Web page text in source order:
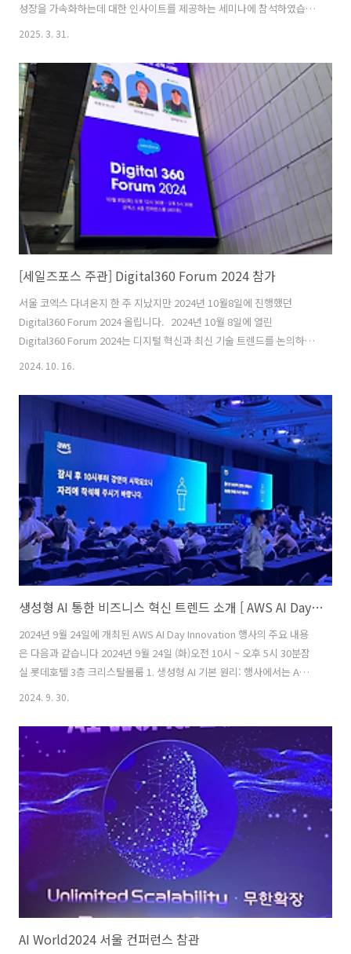
성장을 가속화하는데 대한 인사이트를 제공하는 세미나에 참석하였습니
다. "Grow with Braze – Seoul"- 일정 : 2025년 3월 19일(수),
위한 두 가지 방향의 데이터 분석 ①선행적 분석
(Predictive/Planning Analysis) - CRM 캠페인 실행 전에 전략 수립 또
는 기술 구현을 위해 분석 예시) 재구매 주기, 회워가입 to 첫구매 소요
시간, 연관구매 상품 등 ②후행적 분석 (Post-campaign Analysis)* -
C..
2025. 3. 31.
[세일즈포스 주관] Digital360 Forum 2024 참가
서울 코엑스 다녀온지 한 주 지났지만 2024년 10월8일에 진행했던
Digital360 Forum 2024 올립니다. 2024년 10월 8일에 열린
Digital360 Forum 2024는 디지털 혁신과 최신 기술 트렌드를 논의하는
글로벌 포럼으로, 다양한 산업에서 디지털 전환을 주도하는 전문가들이
에 대한 심도 있는 토론이 이루어졌습니다. 포럼의 주요 초점은 인공지능
(AI), 빅데이터, 클라우드 컴퓨팅, 사물인터넷(IoT), 사이버 보안 등 첨단
기술들이 기업 경쟁력 향상에 미치는 영향과 이러한 기술들을 통해 기업
들이 어떻게 디지털 혁신을 이끌어갈 수 있는지에 대한 것이었습니
다. 디지털 전환과 기업 경쟁력 이번 포럼에서 반복적으로..
2024. 10. 16.
생성형 AI 통한 비즈니스 혁신 트렌드 소개 [ AWS AI Day : Innovation ]
2024년 9월 24일에 개최된 AWS AI Day Innovation 행사의 주요 내용
은 다음과 같습니다 2024년 9월 24일 (화)오전 10시 ~ 오후 5시 30분잠
실 롯데호텔 3층 크리스탈볼룸 1. 생성형 AI 기본 원리: 행사에서는 AWS
에서 생성형 AI 애플리케이션을 구축하는 기술 및 일반적인 활용 사례를
택하는 방법에 대해 논의했습니다. 또한 자동화된 도구와 인간 레이블러
를 활용하여 정확하고 확장 가능한 평가를 수행하는 방법에 대해서 다뤘
습니다 2. LLM 및 생성형 AI 운영 : LLM의 개발, 배포, 유지 관리에서 발
생하는 과제를 다루기 위해 LLM가 소개되었습니다. 3. 생성형 AI 플랫폼
: 이 세션에서는 생..
2024. 9. 30.
AI World2024 서울 컨퍼런스 참관